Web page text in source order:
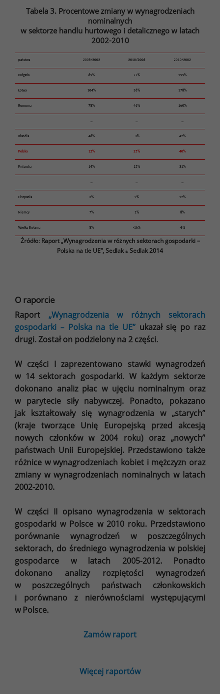
Tabela 3. Procentowe zmiany w wynagrodzeniach
nominalnych
w sektorze handlu hurtowego i detalicznego w latach
2002-2010
państwa 2006/2002 2010/2006 2010/2002
Bułgaria 69% 77% 199%
Łotwa 104% 36% 178%
Rumunia 78% 46% 160%
… … …
Irlandia 46% -3% 42%
Polska 12% 25% 40%
Finlandia 14% 15% 31%
… … …
Hiszpania 3% 9% 12%
Niemcy 7% 1% 8%
Wielka Brytania 8% -16% -9%
Źródło: Raport „Wynagrodzenia w różnych sektorach gospodarki –
Polska na tle UE”, Sedlak& Sedlak 2014
O raporcie
Raport „Wynagrodzenia w różnych sektorach
gospodarki – Polska na tle UE”ukazał się po raz
drugi. Został on podzielony na 2 części.
W części I zaprezentowano stawki wynagrodzeń
w 14 sektorach gospodarki. W każdym sektorze
dokonano analiz płac w ujęciu nominalnym oraz
w parytecie siły nabywczej. Ponadto, pokazano
jak kształtowały się wynagrodzenia w „starych”
(kraje tworzące Unię Europejską przed akcesją
nowych członków w 2004 roku) oraz „nowych”
państwach Unii Europejskiej. Przedstawiono także
różnice w wynagrodzeniach kobiet i mężczyzn oraz
zmiany w wynagrodzeniach nominalnych w latach
2002-2010.
W części II opisano wynagrodzenia w sektorach
gospodarki w Polsce w 2010 roku. Przedstawiono
porównanie wynagrodzeń w poszczególnych
sektorach, do średniego wynagrodzenia w polskiej
gospodarce w latach 2005-2012. Ponadto
dokonano analizy rozpiętości wynagrodzeń
w poszczególnych państwach członkowskich
i porównano z nierównościami występującymi
w Polsce.
Zamów raport
Więcej raportów